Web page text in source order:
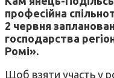
професійна
2 червня
господарства
Ромі».
Щоб взяти участь у